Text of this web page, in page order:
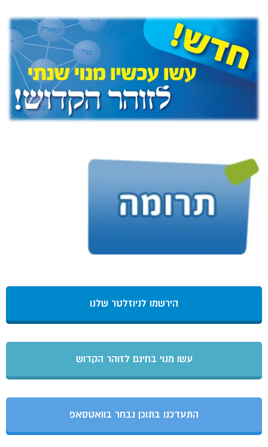
הירשמו לניוזלטר שלנו
עשו מנוי בחינם לזוהר הקדוש
התעדכנו בתוכן נבחר בוואטסאפ